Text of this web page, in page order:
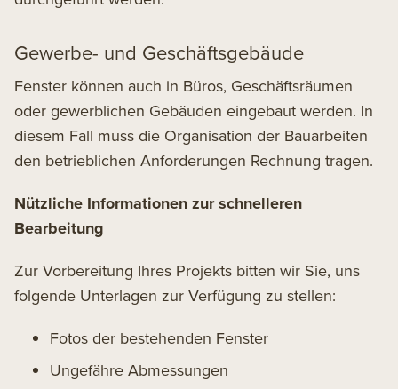
Gewerbe- und Geschäftsgebäude
Fenster können auch in Büros, Geschäftsräumen
oder gewerblichen Gebäuden eingebaut werden. In
diesem Fall muss die Organisation der Bauarbeiten
den betrieblichen Anforderungen Rechnung tragen.
Nützliche Informationen zur schnelleren
Bearbeitung
Zur Vorbereitung Ihres Projekts bitten wir Sie, uns
folgende Unterlagen zur Verfügung zu stellen:
Fotos der bestehenden Fenster
Ungefähre Abmessungen